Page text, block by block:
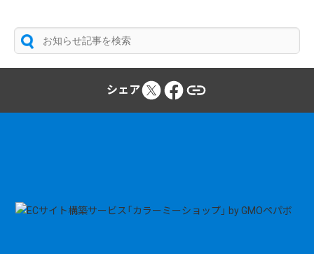
シェア